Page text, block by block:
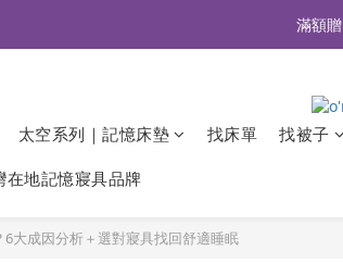
全品牌滿 $990
滿額
太空系列｜記憶床墊 找床單 找被子
地記憶寢具品牌
大成因分析＋選對寢具找回舒適睡眠